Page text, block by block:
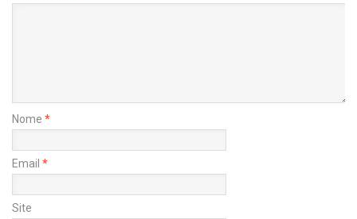
Nome *
Email *
Site